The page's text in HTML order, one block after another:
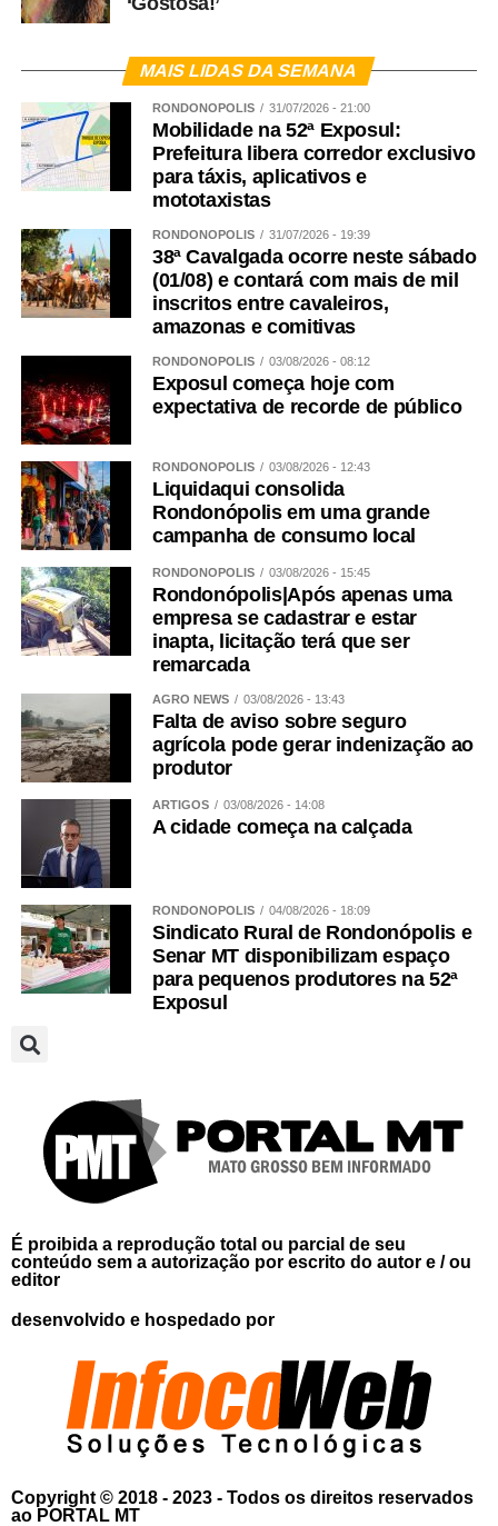
MAIS LIDAS DA SEMANA
RONDONÓPOLIS 31/07/2026 - 21:00
Mobilidade na 52ª Exposul:
Prefeitura libera corredor exclusivo
para táxis, aplicativos e
mototaxistas
RONDONÓPOLIS 31/07/2026 - 19:39
38ª Cavalgada ocorre neste sábado
(01/08) e contará com mais de mil
inscritos entre cavaleiros,
amazonas e comitivas
RONDONÓPOLIS 03/08/2026 - 08:12
Exposul começa hoje com
expectativa de recorde de público
RONDONÓPOLIS 03/08/2026 - 12:43
Liquidaqui consolida
Rondonópolis em uma grande
campanha de consumo local
RONDONÓPOLIS 03/08/2026 - 15:45
Rondonópolis|Após apenas uma
empresa se cadastrar e estar
inapta, licitação terá que ser
remarcada
AGRO NEWS 03/08/2026 - 13:43
Falta de aviso sobre seguro
agrícola pode gerar indenização ao
produtor
ARTIGOS 03/08/2026 - 14:08
A cidade começa na calçada
RONDONÓPOLIS 04/08/2026 - 18:09
Sindicato Rural de Rondonópolis e
Senar MT disponibilizam espaço
para pequenos produtores na 52ª
Exposul
É proibida a reprodução total ou parcial de seu
conteúdo sem a autorização por escrito do autor e / ou
editor
desenvolvido e hospedado por
Copyright © 2018 - 2023 - Todos os direitos reservados
ao PORTAL MT